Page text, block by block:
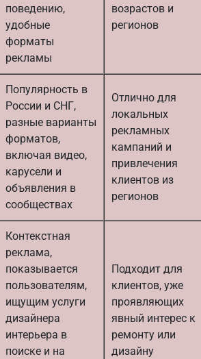
поведению,
удобные
форматы
рекламы
возрастов и
регионов
Популярность в
России и СНГ,
разные варианты
форматов,
включая видео,
карусели и
объявления в
сообществах
Отлично для
локальных
рекламных
кампаний и
привлечения
клиентов из
регионов
Контекстная
реклама,
показывается
пользователям,
ищущим услуги
дизайнера
интерьера в
поиске и на
Подходит для
клиентов, уже
проявляющих
явный интерес к
ремонту или
дизайну